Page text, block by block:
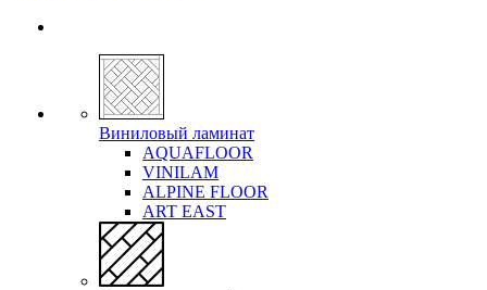
Виниловый ламинат
AQUAFLOOR
VINILAM
ALPINE FLOOR
ART EAST